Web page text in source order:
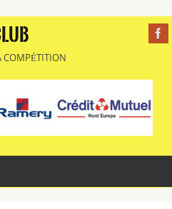
COMPÉTITION